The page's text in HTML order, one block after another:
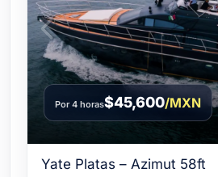
Por 4 horas$45,600/MXN
Yate Platas – Azimut 58ft